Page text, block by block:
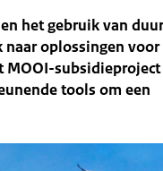
het gebruik van
naar oplossingen voor
subsidieproject
tools om een